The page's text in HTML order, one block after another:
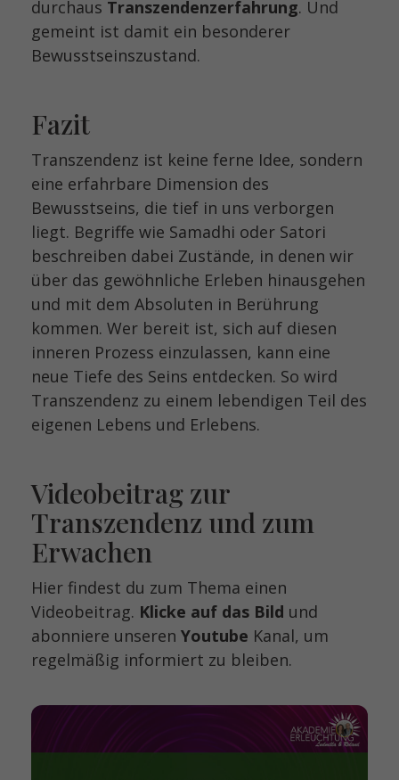
durchaus Transzendenzerfahrung. Und
gemeint ist damit ein besonderer
Bewusstseinszustand.
Fazit
Transzendenz ist keine ferne Idee, sondern
eine erfahrbare Dimension des
Bewusstseins, die tief in uns verborgen
liegt. Begriffe wie Samadhi oder Satori
beschreiben dabei Zustände, in denen wir
über das gewöhnliche Erleben hinausgehen
und mit dem Absoluten in Berührung
kommen. Wer bereit ist, sich auf diesen
inneren Prozess einzulassen, kann eine
neue Tiefe des Seins entdecken. So wird
Transzendenz zu einem lebendigen Teil des
eigenen Lebens und Erlebens.
Videobeitrag zur
Transzendenz und zum
Erwachen
Hier findest du zum Thema einen
Videobeitrag. Klicke auf das Bild und
abonniere unseren Youtube Kanal, um
regelmäßig informiert zu bleiben.